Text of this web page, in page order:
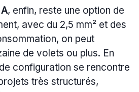
, enfin, reste une option de
avec du 2,5 mm² et des
on peut
de volets ou plus. En
configuration se rencontre
très structurés,